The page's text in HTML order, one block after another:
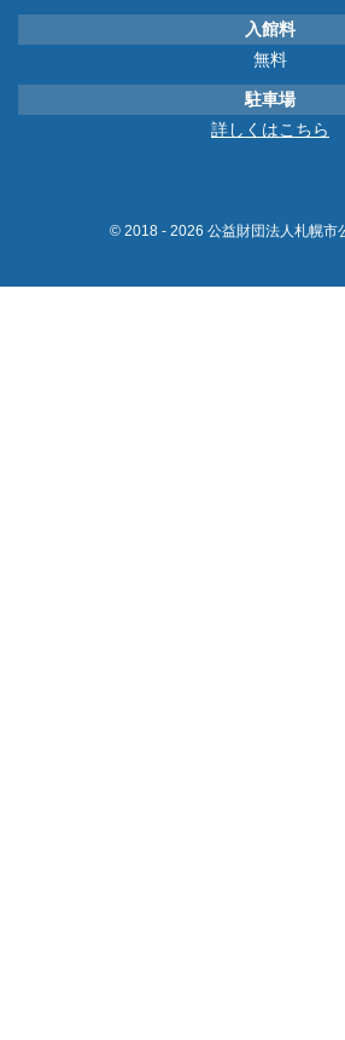
入館料
無料
駐車場
詳しくはこちら
© 2018 - 2026 公益財団法人札幌市